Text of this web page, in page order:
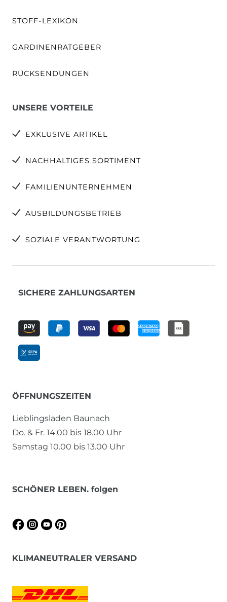
STOFF-LEXIKON
GARDINENRATGEBER
RÜCKSENDUNGEN
UNSERE VORTEILE
EXKLUSIVE ARTIKEL
NACHHALTIGES SORTIMENT
FAMILIENUNTERNEHMEN
AUSBILDUNGSBETRIEB
SOZIALE VERANTWORTUNG
SICHERE ZAHLUNGSARTEN
ÖFFNUNGSZEITEN
Lieblingsladen Baunach
Do. & Fr. 14.00 bis 18.00 Uhr
Samstag 10.00 bis 13.00 Uhr
SCHÖNER LEBEN. folgen
KLIMANEUTRALER VERSAND